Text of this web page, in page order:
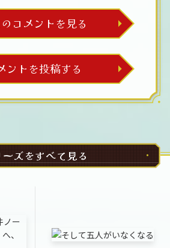
コメントを見る
ントを投稿する
ーズをすべて見る